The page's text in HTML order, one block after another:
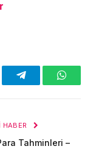
Telegram
HABER
Tahminleri –